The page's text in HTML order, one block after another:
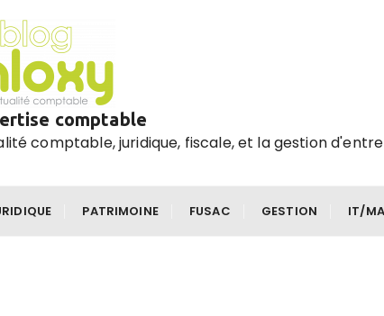
comptable
comptable, juridique, fiscale, et la gestion
PATRIMOINE FUSAC GESTION IT/